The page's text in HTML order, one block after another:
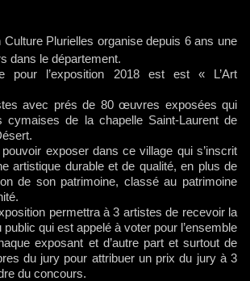
Culture Plurielles organise depuis 6 ans une
dans le département.
pour l’exposition 2018 est est « L’Art
avec prés de 80 œuvres exposées qui
cymaises de la chapelle Saint-Laurent de
exposer dans ce village qui s’inscrit
artistique durable et de qualité, en plus de
de son patrimoine, classé au patrimoine
permettra à 3 artistes de recevoir la
qui est appelé à voter pour l’ensemble
exposant et d’autre part et surtout de
du jury pour attribuer un prix du jury à 3
du concours.